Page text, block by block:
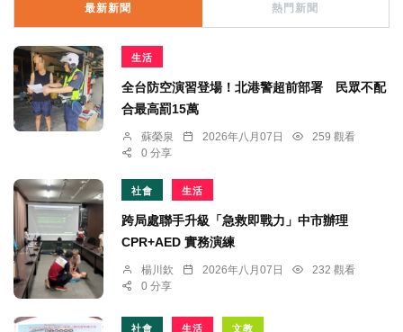
最新新聞 熱門新聞
生活
全台防空演習登場！北港警超前部署 民眾不配
合最高罰15萬
蘇榮泉 2026年八月07日
259 觀看
0 分享
社會 生活
跨局處聯手升級「急救即戰力」中市辦理
CPR+AED 實務演練
楊川欽 2026年八月07日
232 觀看
0 分享
社會 生活 文教